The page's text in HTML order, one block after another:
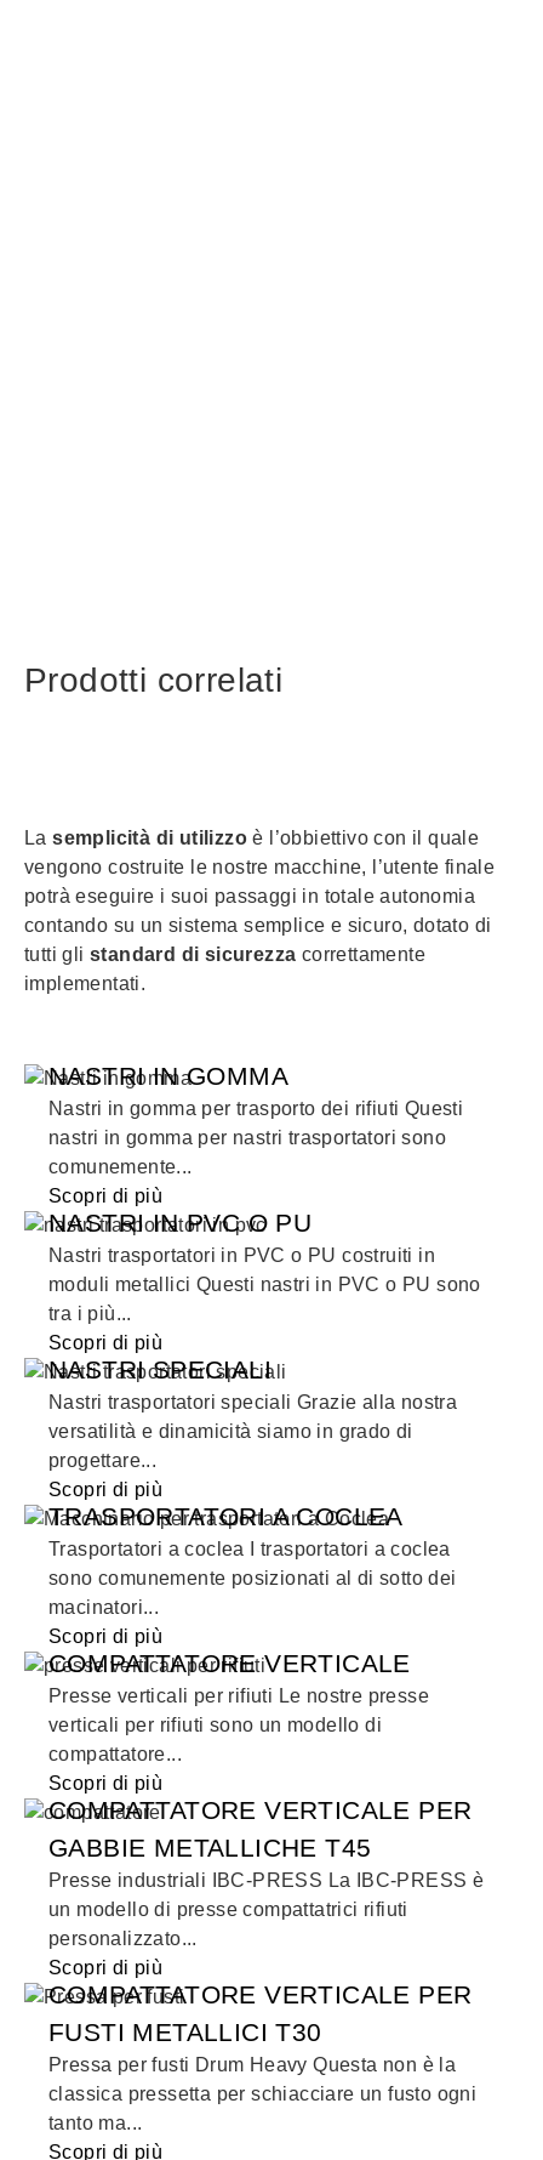
NASTRI IN GOMMA
Nastri in gomma per trasporto dei rifiuti Questi
nastri in gomma per nastri trasportatori sono
comunemente...
Scopri di più
NASTRI IN PVC O PU
Nastri trasportatori in PVC o PU costruiti in
moduli metallici Questi nastri in PVC o PU sono
tra i più...
Scopri di più
NASTRI SPECIALI
Nastri trasportatori speciali Grazie alla nostra
versatilità e dinamicità siamo in grado di
progettare...
Scopri di più
TRASPORTATORI A COCLEA
Trasportatori a coclea I trasportatori a coclea
sono comunemente posizionati al di sotto dei
macinatori...
Scopri di più
COMPATTATORE VERTICALE
Presse verticali per rifiuti Le nostre presse
verticali per rifiuti sono un modello di
compattatore...
Scopri di più
COMPATTATORE VERTICALE PER
GABBIE METALLICHE T45
Presse industriali IBC-PRESS La IBC-PRESS è
un modello di presse compattatrici rifiuti
personalizzato...
Scopri di più
COMPATTATORE VERTICALE PER
FUSTI METALLICI T30
Pressa per fusti Drum Heavy Questa non è la
classica pressetta per schiacciare un fusto ogni
tanto ma...
Scopri di più
Prodotti correlati
Lasemplicità di utilizzo è l’obbiettivo con il quale
vengono costruite le nostre macchine, l’utente finale
potrà eseguire i suoi passaggi in totale autonomia
contando su un sistema semplice e sicuro, dotato di
tutti gli standard di sicurezza correttamente
implementati.